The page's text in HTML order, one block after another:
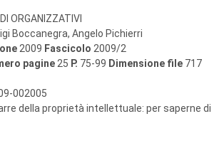
ORGANIZZATIVI
Boccanegra, Angelo Pichierri
2009 Fascicolo 2009/2
pagine 25 P. 75-99 Dimensione file 717
002005
della proprietà intellettuale: per saperne di